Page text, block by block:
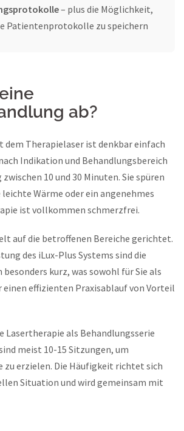
– plus die Möglichkeit,
Patientenprotokolle zu speichern
ab?
dem Therapielaser ist denkbar einfach
Indikation und Behandlungsbereich
10 und 30 Minuten. Sie spüren
Wärme oder ein angenehmes
ist vollkommen schmerzfrei.
auf die betroffenen Bereiche gerichtet.
des iLux-Plus Systems sind die
kurz, was sowohl für Sie als
einen effizienten Praxisablauf von Vorteil
Lasertherapie als Behandlungsserie
meist 10-15 Sitzungen, um
zu erzielen. Die Häufigkeit richtet sich
Situation und wird gemeinsam mit